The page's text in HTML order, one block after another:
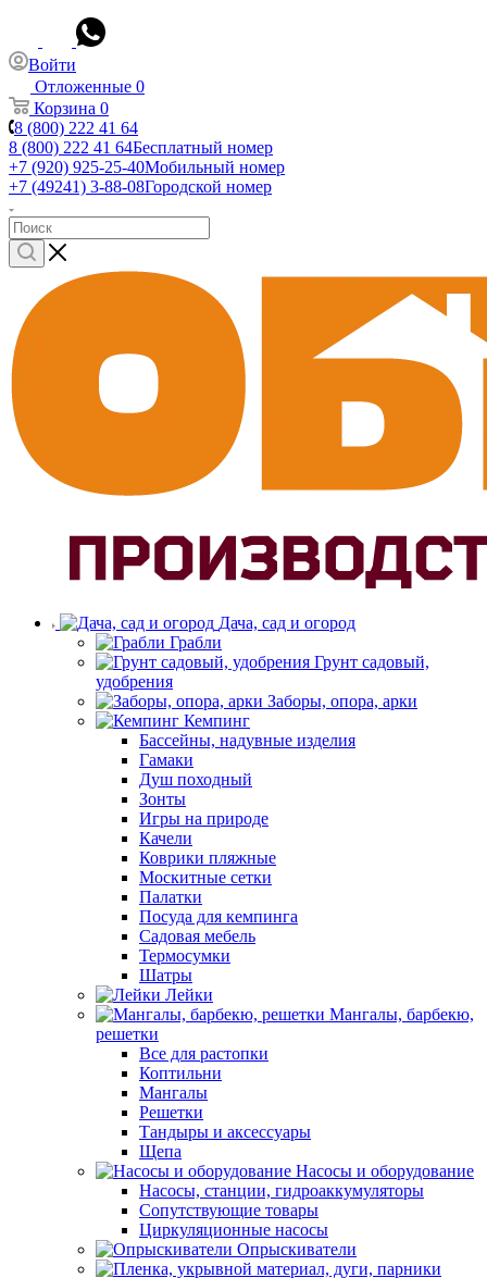
Войти
Отложенные 0
Корзина 0
8 (800) 222 41 64
8 (800) 222 41 64Бесплатный номер
+7 (920) 925-25-40Мобильный номер
+7 (49241) 3-88-08Городской номер
Дача, сад и огород
Грабли
Грунт садовый,
удобрения
Заборы, опора, арки
Кемпинг
Бассейны, надувные изделия
Гамаки
Душ походный
Зонты
Игры на природе
Качели
Коврики пляжные
Москитные сетки
Палатки
Посуда для кемпинга
Садовая мебель
Термосумки
Шатры
Лейки
Мангалы, барбекю,
решетки
Все для растопки
Коптильни
Мангалы
Решетки
Тандыры и аксессуары
Щепа
Насосы и оборудование
Насосы, станции, гидроаккумуляторы
Сопутствующие товары
Циркуляционные насосы
Опрыскиватели